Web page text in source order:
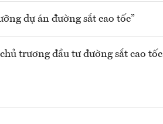
dự án đường sắt cao tốc”
trương đầu tư đường sắt cao tốc